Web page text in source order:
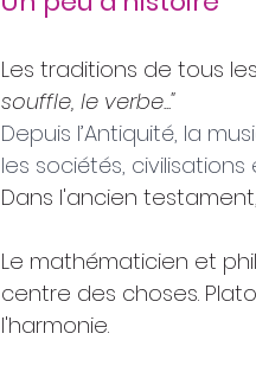
Les traditions de tous
souffle, le verbe..."
Depuis l’Antiquité, la
les sociétés, civilisations
Dans l'ancien
Le mathématicien et
centre des choses.
l'harmonie.